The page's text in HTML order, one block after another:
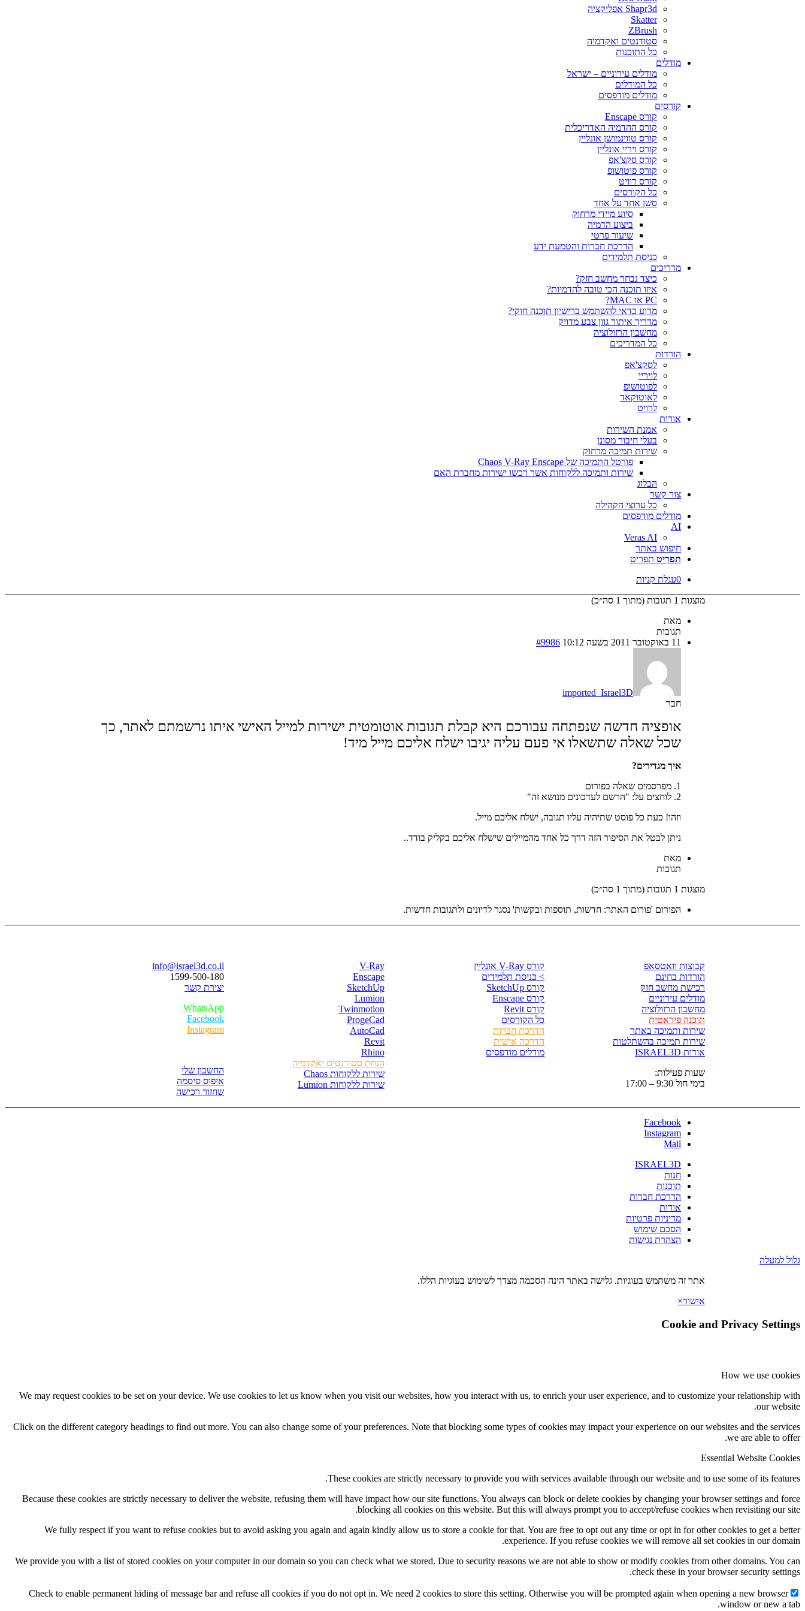
Shapr3d אפליקציה
Skatter
ZBrush
סטודנטים ואקדמיה
כל התוכנות
מודלים
מודלים עירוניים – ישראל
כל המודלים
מודלים מודפסים
קורסים
קורס Enscape
קורס ההדמיה האדריכלית
קורס טווינמושן אונליין
קורס ויריי אונליין
קורס סקצ'אפ
קורס פוטושופ
קורס רוויט
כל הקורסים
סשן אחד על אחד
סיוע מיידי מרחוק
ביצוע הדמיה
שיעור פרטי
הדרכת חברות והטמעת ידע
כניסת תלמידים
מדריכים
כיצד נבחר מחשב חזק?
איזו תוכנה הכי טובה להדמיות?‎‎
PC או MAC?
מדוע כדאי להשתמש ברישיון תוכנה חוקי?
מדריך איתור גוון צבע מדויק
מחשבון הרזולוציה
כל המדריכים
הורדות
לסקצ'אפ
לויריי
לפוטושופ
לאוטוקאד
לרויט
אודות
אמנת השירות
בעלי חיבור מסונן
שירות תמיכה מרחוק
פורטל התמיכה של Chaos V-Ray Enscape
שירות ותמיכה ללקוחות אשר רכשו ישירות מחברת האם
הבלוג
צור קשר
כל ערוצי הקהילה
מודלים מודפסים
AI
Veras AI
חיפוש באתר
תפריט תפריט
0עגלת קניות
מוצגות 1 תגובות (מתוך 1 סה״כ)
מאת
תגובות
11 באוקטובר 2011 בשעה 10:12
#9986
imported_Israel3D
חבר
אופציה חדשה שנפתחה עבורכם היא קבלת תגובות אוטומטית ישירות למייל האישי איתו נרשמתם לאתר, כך
שכל שאלה שתשאלו אי פעם עליה יגיבו ישלח אליכם מייל מיד!
איך מגדירים?
1. מפרסמים שאלה בפורום
2. לוחצים על: "הרשם לעדכונים מנושא זה"
וזהו! כעת כל פוסט שתיהיה עליו תגובה, ישלח אליכם מייל.
ניתן לבטל את הסיפור הזה דרך כל אחד מהמיילים שישלח אליכם בקליק בודד..
מאת
תגובות
מוצגות 1 תגובות (מתוך 1 סה״כ)
הפורום 'פורום האתר: חדשות, תוספות ובקשות' נסגר לדיונים ולתגובות חדשות.
info@israel3d.co.il
1599-500-180
יצירת קשר
WhatsApp
Facebook
Instagram
החשבון שלי
איפוס סיסמה
שחזור רכישה
V-Ray
Enscape
SketchUp
Lumion
Twinmotion
ProgeCad
AutoCad
Revit
Rhino
הנחת סטודנטים ואקדמיה
שירות ללקוחות Chaos
שירות ללקוחות Lumion
קורס V-Ray אונליין
> כניסת תלמידים
קורס SketchUp
קורס Enscape
קורס Revit
כל הקורסים
הדרכת חברות
הדרכה אישית
מודלים מודפסים
קבוצות וואטסאפ
הורדות בחינם
רכישת מחשב חזק
מודלים עירוניים
מחשבון הרזולוציה
תוכנה פיראטית
שירות ותמיכה באתר
שירות תמיכה בהשתלטות
אודות ISRAEL3D
שעות פעילות:
בימי חול 9:30 – 17:00
Facebook
Instagram
Mail
ISRAEL3D
חנות
תוכנות
הדרכת חברות
אודות
מדיניות פרטיות
הסכם שימוש
הצהרת נגישות
גלול למעלה
אתר זה משתמש בעוגיות. גלישה באתר הינה הסכמה מצדך לשימוש בעוגיות הללו.
אישור×
Cookie and Privacy Settings
How we use cookies
We may request cookies to be set on your device. We use cookies to let us know when you visit our websites, how you interact with us, to enrich your user experience, and to customize your relationship with
our website.
Click on the different category headings to find out more. You can also change some of your preferences. Note that blocking some types of cookies may impact your experience on our websites and the services
we are able to offer.
Essential Website Cookies
These cookies are strictly necessary to provide you with services available through our website and to use some of its features.
Because these cookies are strictly necessary to deliver the website, refusing them will have impact how our site functions. You always can block or delete cookies by changing your browser settings and force
blocking all cookies on this website. But this will always prompt you to accept/refuse cookies when revisiting our site.
We fully respect if you want to refuse cookies but to avoid asking you again and again kindly allow us to store a cookie for that. You are free to opt out any time or opt in for other cookies to get a better
experience. If you refuse cookies we will remove all set cookies in our domain.
We provide you with a list of stored cookies on your computer in our domain so you can check what we stored. Due to security reasons we are not able to show or modify cookies from other domains. You can
check these in your browser security settings.
Check to enable permanent hiding of message bar and refuse all cookies if you do not opt in. We need 2 cookies to store this setting. Otherwise you will be prompted again when opening a new browser
window or new a tab.